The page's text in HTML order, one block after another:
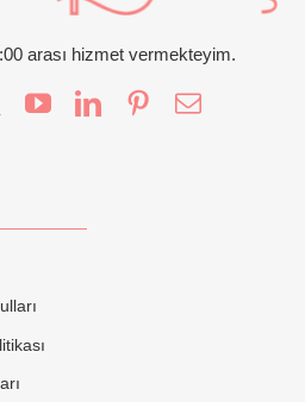
arası hizmet vermekteyim.